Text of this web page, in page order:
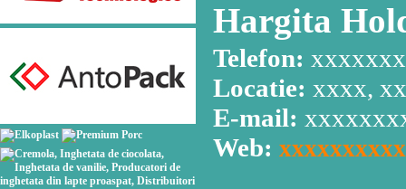
Hargita
Telefon:
Locatie: xxxx,
E-mail:
Web: